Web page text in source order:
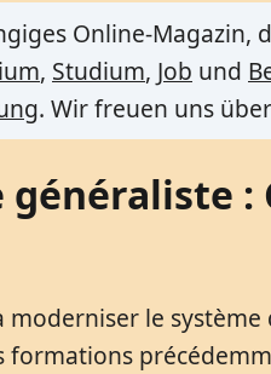
Online-
, Studium, Job und
. Wir freuen uns über
le
formations